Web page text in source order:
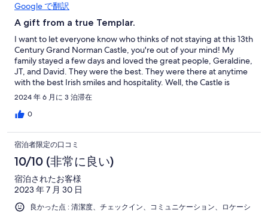
Google で翻訳
A gift from a true Templar.
I want to let everyone know who thinks of not staying at this 13th
Century Grand Norman Castle, you're out of your mind! My
family stayed a few days and loved the great people, Geraldine,
JT, and David. They were the best. They were there at anytime
with the best Irish smiles and hospitality. Well, the Castle is
AMAZING!! The Castle is absolutely built to Norman
Architectural plans, and there are treasures everywhere in the
construction, and with the Deco inside. Throughout the Castle,
minute and every experience that we had and would of stayed
longer, but this is a place that everyone should visit. I Tip My
"Texan Hat" to those who are involved in letting my family stay.
The memories built there together will out live any other family
adventures. I would tell you more, but I need to book another
stay! Before you:) Thank you to Geraldine, JT, and David!!! see
you soon, hopefully. Thank you JM-Sir, you are a great MAN!
2024 年 6 月に 3 泊滞在
0
宿泊者限定の口コミ
10/10 (非常に良い)
宿泊されたお客様
2023 年 7 月 30 日
良かった点 : 清潔度、チェックイン、コミュニケーション、ロケーシ